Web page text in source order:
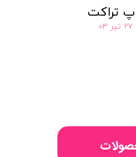
تراکت
۲۷ تیر ۰۳